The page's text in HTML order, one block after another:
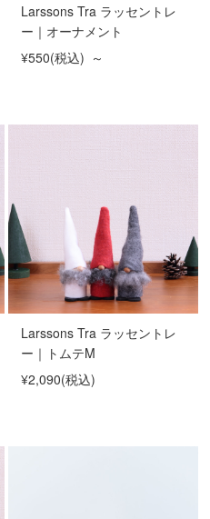
Larssons Tra ラッセントレ
ー｜オーナメント
¥550(税込) ～
Larssons Tra ラッセントレ
ー｜トムテM
¥2,090(税込)